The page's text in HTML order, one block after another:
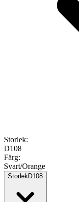
Storlek:
D108
Färg:
Svart/Orange
Storlek D108